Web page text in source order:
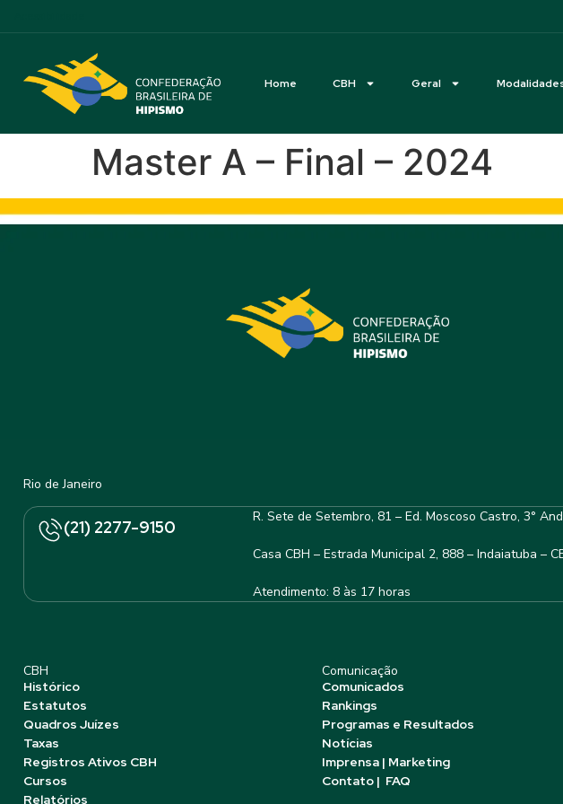
Home CBH Geral
Master A – Final – 2024
Rio de Janeiro
(21) 2277-9150
R. Sete de Setembro, 81 – Ed. Moscoso Castro, 3°
Casa CBH – Estrada Municipal 2, 888 – Indaiatuba –
Atendimento: 8 às 17 horas
CBH
Histórico
Estatutos
Quadros Juízes
Taxas
Registros Ativos CBH
Cursos
Relatórios
Comunicação
Comunicados
Rankings
Programas e Resultados
Notícias
Imprensa | Marketing
Contato | FAQ